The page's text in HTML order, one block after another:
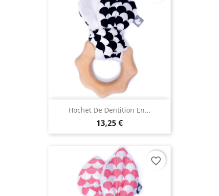
Hochet De Dentition En...
13,25 €
favorite_border